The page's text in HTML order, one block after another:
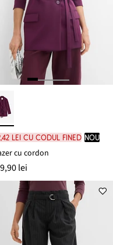
lei cu codul FINED nou
cu cordon
lei